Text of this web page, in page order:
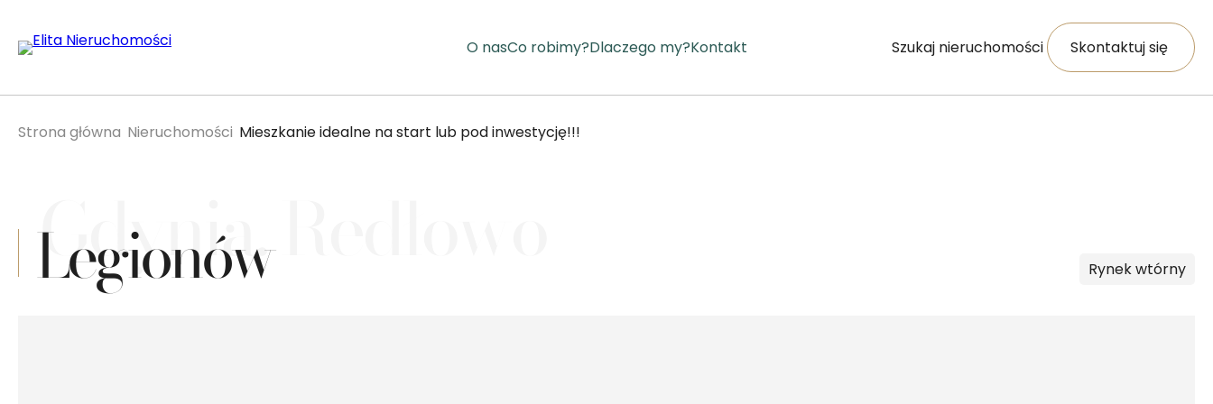
O nasCo robimy?Dlaczego my?Kontakt Szukaj nieruchomości Skontaktuj się
Strona główna Nieruchomości Mieszkanie idealne na start lub pod inwestycję!!!
Gdynia, Redłowo
Legionów Rynekwtórny